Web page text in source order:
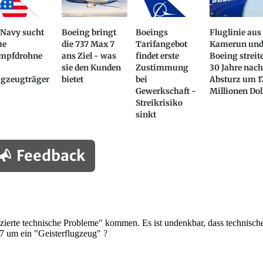
Navy sucht
Boeing bringt
die 737 Max 7
ans Ziel - was
sie den Kunden
bietet
Boeings
Tarifangebot
findet erste
Zustimmung
bei
Gewerkschaft -
Streikrisiko
sinkt
Fluglinie aus
Kamerun
Boeing
30 Jahre nach
Absturz um
Millionen
Feedback